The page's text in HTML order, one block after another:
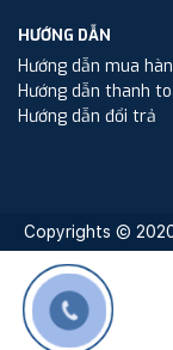
HƯỚNG DẪN
Hướng dẫn mua
Hướng dẫn thanh
Hướng dẫn đổi trả
Copyrights © 2020